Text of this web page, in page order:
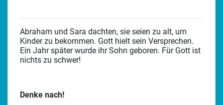
Abraham und Sara dachten, sie seien zu alt, um
Kinder zu bekommen. Gott hielt sein Versprechen.
Ein Jahr später wurde ihr Sohn geboren. Für Gott ist
nichts zu schwer!
Denke nach!